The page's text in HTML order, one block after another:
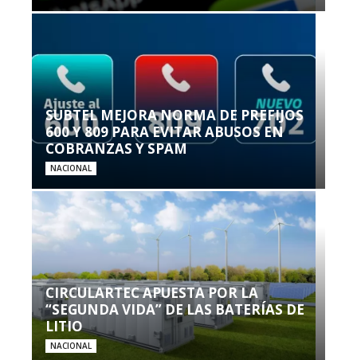
SUBTEL MEJORA NORMA DE PREFIJOS
600 Y 809 PARA EVITAR ABUSOS EN
COBRANZAS Y SPAM
NACIONAL
CIRCULARTEC APUESTA POR LA
“SEGUNDA VIDA” DE LAS BATERÍAS DE
LITIO
NACIONAL